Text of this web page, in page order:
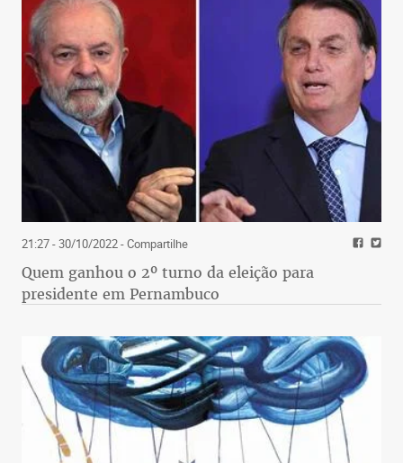
21:27 - 30/10/2022- Compartilhe
Quem ganhou o 2º turno da eleição para
presidente em Pernambuco